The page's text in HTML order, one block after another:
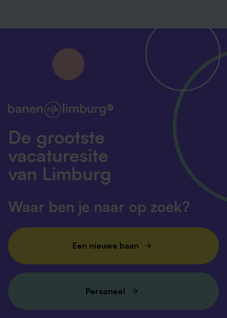
De grootste
vacaturesite
van Limburg
Waar ben je naar op zoek?
Een nieuwe baan
Personeel